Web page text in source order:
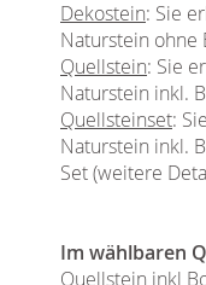
Dekostein: Sie
Naturstein ohne
Quellstein: Sie
Naturstein inkl.
Quellsteinset:
Naturstein inkl.
Set (weitere
Im wählbaren
Quellstein inkl